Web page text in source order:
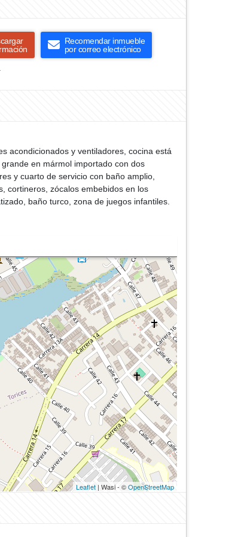
Recomendar inmueble
por correo electrónico
acondicionados y ventiladores, cocina está
en mármol importado con dos
y cuarto de servicio con baño amplio,
cortineros, zócalos embebidos en los
baño turco, zona de juegos infantiles.
Leaflet | Wasi - ©OpenStreetMap